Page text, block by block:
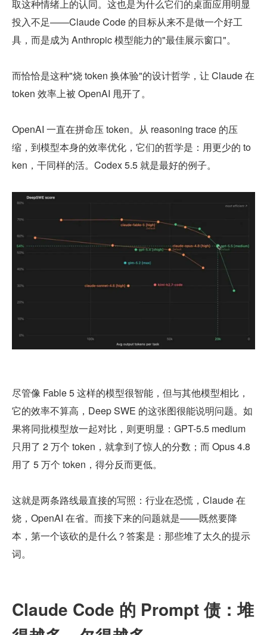
取这种情绪上的认同。这也是为什么它们的桌面应用明显
投入不足——Claude Code 的目标从来不是做一个好工
具，而是成为 Anthropic 模型能力的"最佳展示窗口"。
而恰恰是这种"烧 token 换体验"的设计哲学，让 Claude 在
token 效率上被 OpenAI 甩开了。
OpenAI 一直在拼命压 token。从 reasoning trace 的压
缩，到模型本身的效率优化，它们的哲学是：用更少的 to
ken，干同样的活。Codex 5.5 就是最好的例子。
尽管像 Fable 5 这样的模型很智能，但与其他模型相比，
它的效率不算高，Deep SWE 的这张图很能说明问题。如
果将同批模型放一起对比，则更明显：GPT-5.5 medium
只用了 2 万个 token，就拿到了惊人的分数；而 Opus 4.8
用了 5 万个 token，得分反而更低。
这就是两条路线最直接的写照：行业在恐慌，Claude 在
烧，OpenAI 在省。而接下来的问题就是——既然要降
本，第一个该砍的是什么？答案是：那些堆了太久的提示
词。
Claude Code 的 Prompt 债：堆